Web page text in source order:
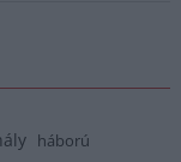
háború